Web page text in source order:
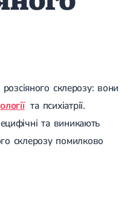
склерозу: вони
та психіатрії.
та виникають
склерозу помилково